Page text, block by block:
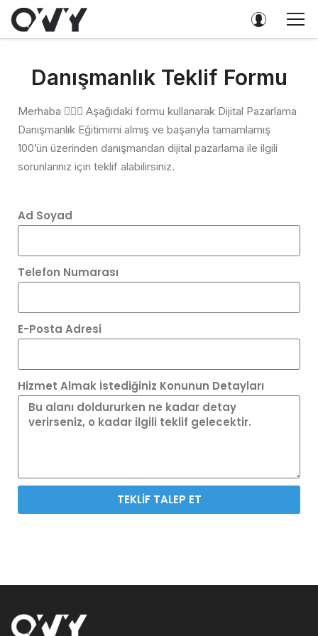
Danışmanlık Teklif Formu
Merhaba 🙋🏼‍♂️ Aşağıdaki formu kullanarak Dijital Pazarlama
Danışmanlık Eğitimimi almış ve başarıyla tamamlamış
100’ün üzerinden danışmandan dijital pazarlama ile ilgili
sorunlarınız için teklif alabilirsiniz.
Ad Soyad
Telefon Numarası
E-Posta Adresi
Hizmet Almak İstediğiniz Konunun Detayları
TEKLİF TALEP ET